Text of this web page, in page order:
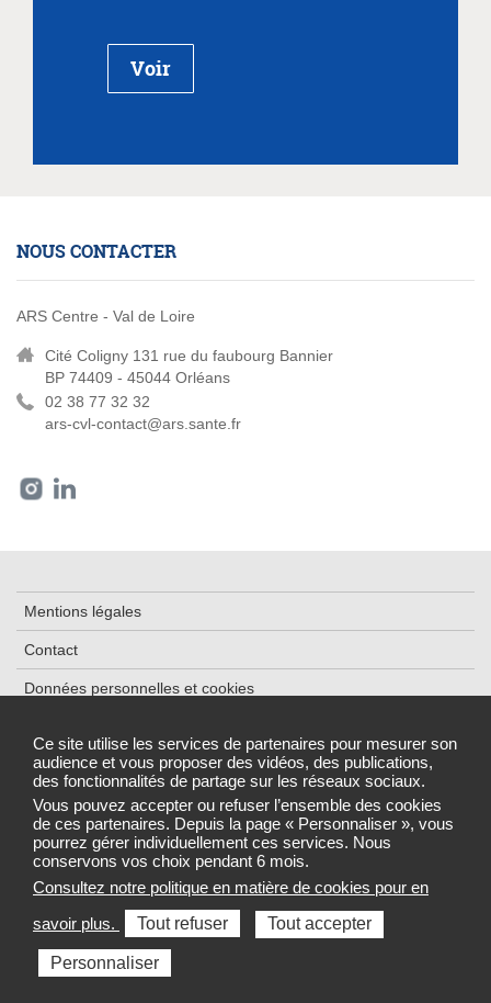
Ce site utilise les services de partenaires pour mesurer son
audience et vous proposer des vidéos, des publications,
des fonctionnalités de partage sur les réseaux sociaux.
Vous pouvez accepter ou refuser l’ensemble des cookies
de ces partenaires. Depuis la page « Personnaliser », vous
pourrez gérer individuellement ces services. Nous
conservons vos choix pendant 6 mois.
Consultez notre politique en matière de cookies pour en
savoir plus.
Tout refuser Tout accepter
Personnaliser
Voir
NOUS CONTACTER
ARS Centre - Val de Loire
Cité Coligny 131 rue du faubourg Bannier
BP 74409 - 45044 Orléans
02 38 77 32 32
ars-cvl-contact@ars.sante.fr
Mentions légales
Contact
Données personnelles et cookies
Accessibilité : partiellement conforme
Gestion des cookies
Sélectionnez une région pour accéder au site de votre Agence
régionale de santé
Toutes les ARS